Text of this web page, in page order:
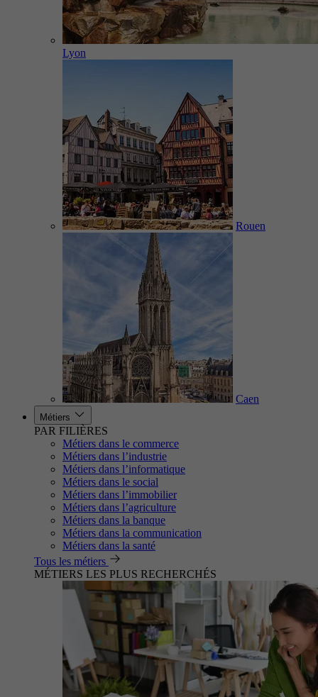
Lyon
Rouen
Caen
Métiers
PAR FILIÈRES
Métiers dans le commerce
Métiers dans l’industrie
Métiers dans l’informatique
Métiers dans le social
Métiers dans l’immobilier
Métiers dans l’agriculture
Métiers dans la banque
Métiers dans la communication
Métiers dans la santé
Tous les métiers
MÉTIERS LES PLUS RECHERCHÉS